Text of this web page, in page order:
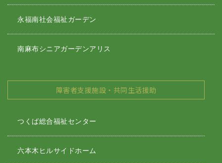
永福南社会福祉ガーデン
南麻布シニアガーデンアリス
障害者支援施設・共同生活援助
つくば総合福祉センター
六本木ヒルサイドホーム